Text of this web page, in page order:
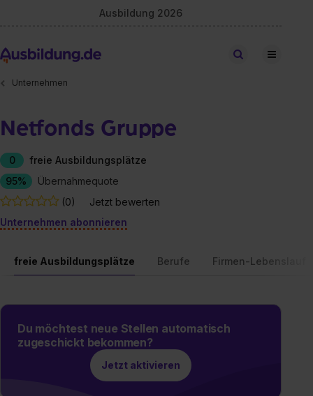
Ausbildung 2026
Stellen finden
Unternehmen
Netfonds Gruppe
0
freie Ausbildungsplätze
95%
Übernahmequote
(0)
Jetzt bewerten
Unternehmen abonnieren
freie Ausbildungsplätze Berufe Firmen-Lebenslauf
Du möchtest neue Stellen automatisch
zugeschickt bekommen?
Jetzt aktivieren